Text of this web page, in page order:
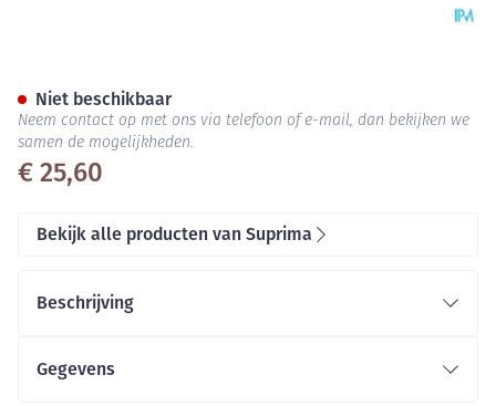
€ 25,60
Niet beschikbaar
Neem contact op met ons via telefoon of e-mail, dan bekijken we
samen de mogelijkheden.
Bekijk alle producten van Suprima
Beschrijving
Gegevens